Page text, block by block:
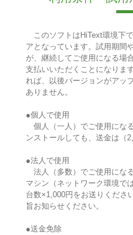
このソフトはHiText環境下
アとなっています。試用期間
が、継続してご使用になる場
支払いいただくことになりま
れば、以後バージョンがアッ
ありません。
●個人で使用
個人（一人）でご使用にな
ンストールしても、送金は（
●法人で使用
法人（多数）でご使用にな
マシン（ネットワーク環境で
台数×1,000円をお送りくださ
旨お知らせください。
●送金免除